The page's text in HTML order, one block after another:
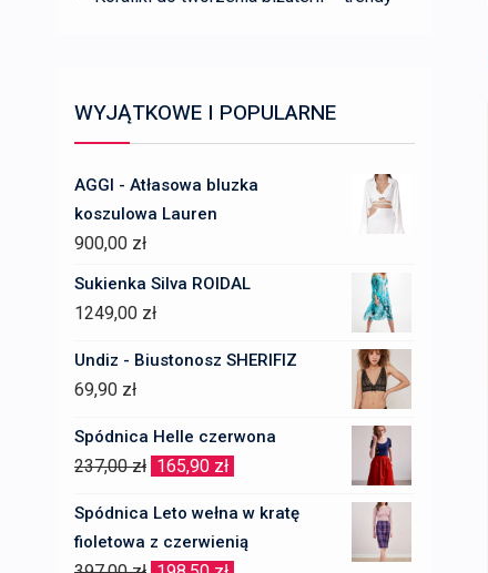
WYJĄTKOWE I POPULARNE
AGGI - Atłasowa bluzka
koszulowa Lauren
900,00 zł
Sukienka Silva ROIDAL
1249,00 zł
Undiz - Biustonosz SHERIFIZ
69,90 zł
Spódnica Helle czerwona
237,00zł Pierwotna
237,00 zł.
165,90 zł
165,90 zł.
Spódnica Leto wełna w kratę
fioletowa z czerwienią